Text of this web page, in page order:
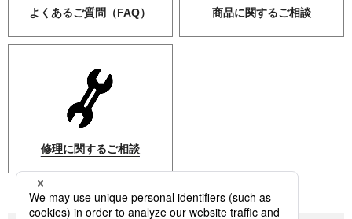
よくあるご質問（FAQ） 商品に関するご相談
修理に関するご相談